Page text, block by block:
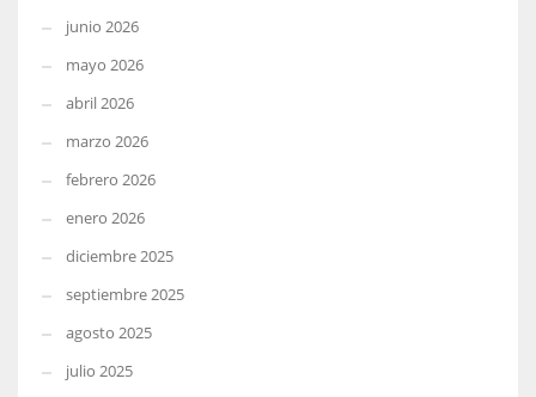
junio 2026
mayo 2026
abril 2026
marzo 2026
febrero 2026
enero 2026
diciembre 2025
septiembre 2025
agosto 2025
julio 2025